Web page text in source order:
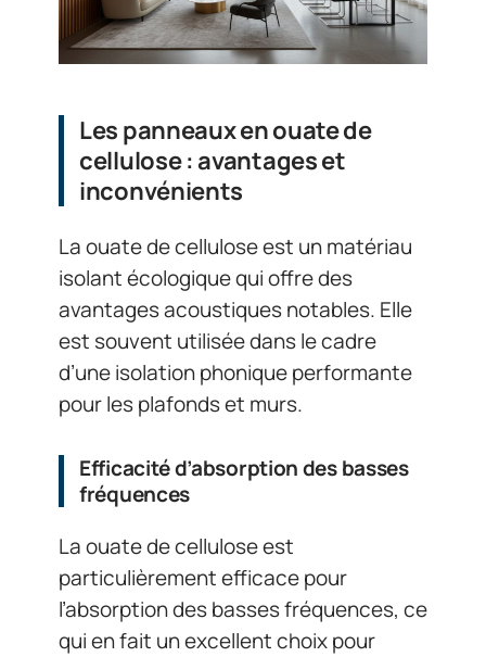
Les panneaux en ouate de
cellulose : avantages et
inconvénients
La ouate de cellulose est un matériau
isolant écologique qui offre des
avantages acoustiques notables. Elle
est souvent utilisée dans le cadre
d’une isolation phonique performante
pour les plafonds et murs.
Efficacité d’absorption des basses
fréquences
La ouate de cellulose est
particulièrement efficace pour
l’absorption des basses fréquences, ce
qui en fait un excellent choix pour